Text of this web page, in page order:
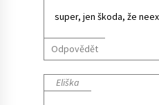
super, jen škoda, že
Odpovědět
Eliška